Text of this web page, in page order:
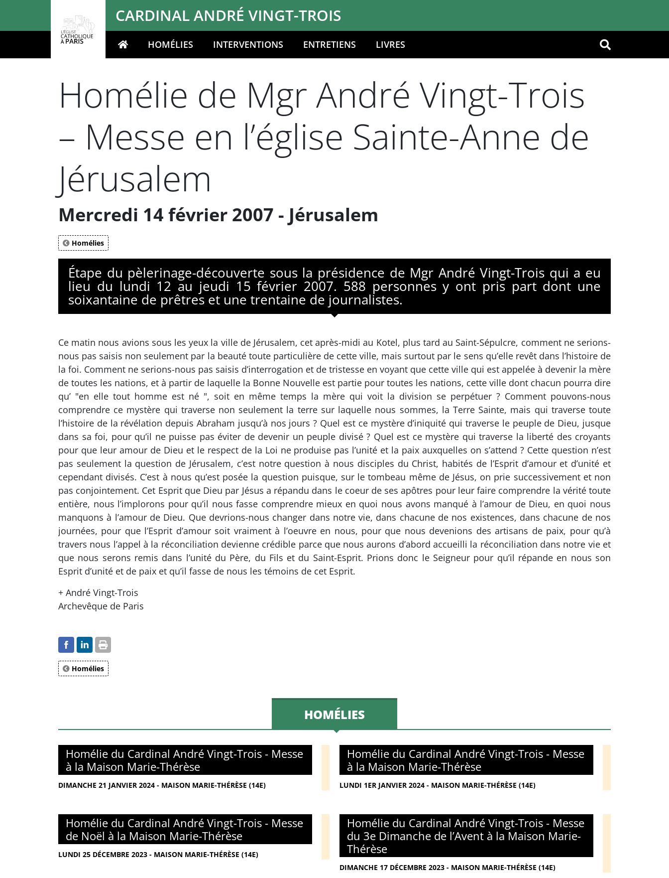
CARDINAL ANDRÉ VINGT-TROIS
Votre recherche OK
HOMÉLIES INTERVENTIONS ENTRETIENS LIVRES
Homélie de Mgr André Vingt-Trois
– Messe en l’église Sainte-Anne de
Jérusalem
Mercredi 14 février 2007 - Jérusalem
Homélies
Étape du pèlerinage-découverte sous la présidence de Mgr André Vingt-Trois qui a eu
lieu du lundi 12 au jeudi 15 février 2007. 588 personnes y ont pris part dont une
soixantaine de prêtres et une trentaine de journalistes.
Ce matin nous avions sous les yeux la ville de Jérusalem, cet après-midi au Kotel, plus tard au Saint-Sépulcre, comment ne serions-
nous pas saisis non seulement par la beauté toute particulière de cette ville, mais surtout par le sens qu’elle revêt dans l’histoire de
la foi. Comment ne serions-nous pas saisis d’interrogation et de tristesse en voyant que cette ville qui est appelée à devenir la mère
de toutes les nations, et à partir de laquelle la Bonne Nouvelle est partie pour toutes les nations, cette ville dont chacun pourra dire
qu’ "en elle tout homme est né ", soit en même temps la mère qui voit la division se perpétuer ? Comment pouvons-nous
comprendre ce mystère qui traverse non seulement la terre sur laquelle nous sommes, la Terre Sainte, mais qui traverse toute
l’histoire de la révélation depuis Abraham jusqu’à nos jours ? Quel est ce mystère d’iniquité qui traverse le peuple de Dieu, jusque
dans sa foi, pour qu’il ne puisse pas éviter de devenir un peuple divisé ? Quel est ce mystère qui traverse la liberté des croyants
pour que leur amour de Dieu et le respect de la Loi ne produise pas l’unité et la paix auxquelles on s’attend ? Cette question n’est
pas seulement la question de Jérusalem, c’est notre question à nous disciples du Christ, habités de l’Esprit d’amour et d’unité et
cependant divisés. C’est à nous qu’est posée la question puisque, sur le tombeau même de Jésus, on prie successivement et non
pas conjointement. Cet Esprit que Dieu par Jésus a répandu dans le coeur de ses apôtres pour leur faire comprendre la vérité toute
entière, nous l’implorons pour qu’il nous fasse comprendre mieux en quoi nous avons manqué à l’amour de Dieu, en quoi nous
manquons à l’amour de Dieu. Que devrions-nous changer dans notre vie, dans chacune de nos existences, dans chacune de nos
journées, pour que l’Esprit d’amour soit vraiment à l’oeuvre en nous, pour que nous devenions des artisans de paix, pour qu’à
travers nous l’appel à la réconciliation devienne crédible parce que nous aurons d’abord accueilli la réconciliation dans notre vie et
que nous serons remis dans l’unité du Père, du Fils et du Saint-Esprit. Prions donc le Seigneur pour qu’il répande en nous son
Esprit d’unité et de paix et qu’il fasse de nous les témoins de cet Esprit.
+ André Vingt-Trois
Archevêque de Paris
Homélies
HOMÉLIES
Homélie du Cardinal André Vingt-Trois - Messe
à la Maison Marie-Thérèse
DIMANCHE 21 JANVIER 2024 - MAISON MARIE-THÉRÈSE (14E)
Homélie du Cardinal André Vingt-Trois - Messe
à la Maison Marie-Thérèse
LUNDI 1ER JANVIER 2024 - MAISON MARIE-THÉRÈSE (14E)
Homélie du Cardinal André Vingt-Trois - Messe
de Noël à la Maison Marie-Thérèse
LUNDI 25 DÉCEMBRE 2023 - MAISON MARIE-THÉRÈSE (14E)
Homélie du Cardinal André Vingt-Trois - Messe
du 3e Dimanche de l’Avent à la Maison Marie-
Thérèse
DIMANCHE 17 DÉCEMBRE 2023 - MAISON MARIE-THÉRÈSE (14E)